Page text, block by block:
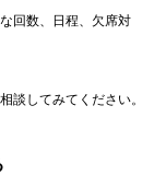
回数、日程、欠席対
談してみてください。